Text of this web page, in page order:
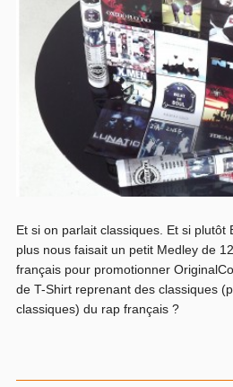
Et si on parlait classiques. Et si plutôt
plus nous faisait un petit Medley de
français pour promotionner
de T-Shirt reprenant des classiques
classiques) du rap français ?